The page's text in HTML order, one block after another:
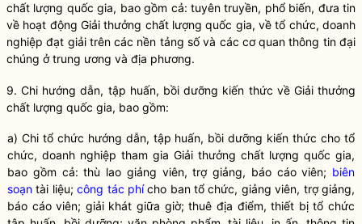
chất lượng quốc gia, bao gồm cả: tuyên truyền, phổ biến, đưa tin
về hoạt động Giải thưởng chất lượngquốc gia, về tổ chức, doanh
nghiệp đạt giải trên các nền tảng số và các cơ quan thông tin đại
chúng ở trung ương và địa phương.
9. Chi hướng dẫn, tập huấn, bồi dưỡng kiến thức về Giải thưởng
chất lượng quốc gia, bao gồm:
a) Chi tổ chức hướng dẫn, tập huấn, bồi dưỡng kiến thức cho tổ
chức, doanh nghiệp tham gia Giải thưởng chất lượng quốc gia,
bao gồm cả: thù lao giảng viên, trợ giảng, báo cáo viên; biên
soạn tài liệu;công tác phícho ban tổ chức, giảng viên, trợ giảng,
báo cáo viên; giải khát giữa giờ; thuê địa điểm, thiết bị tổ chức